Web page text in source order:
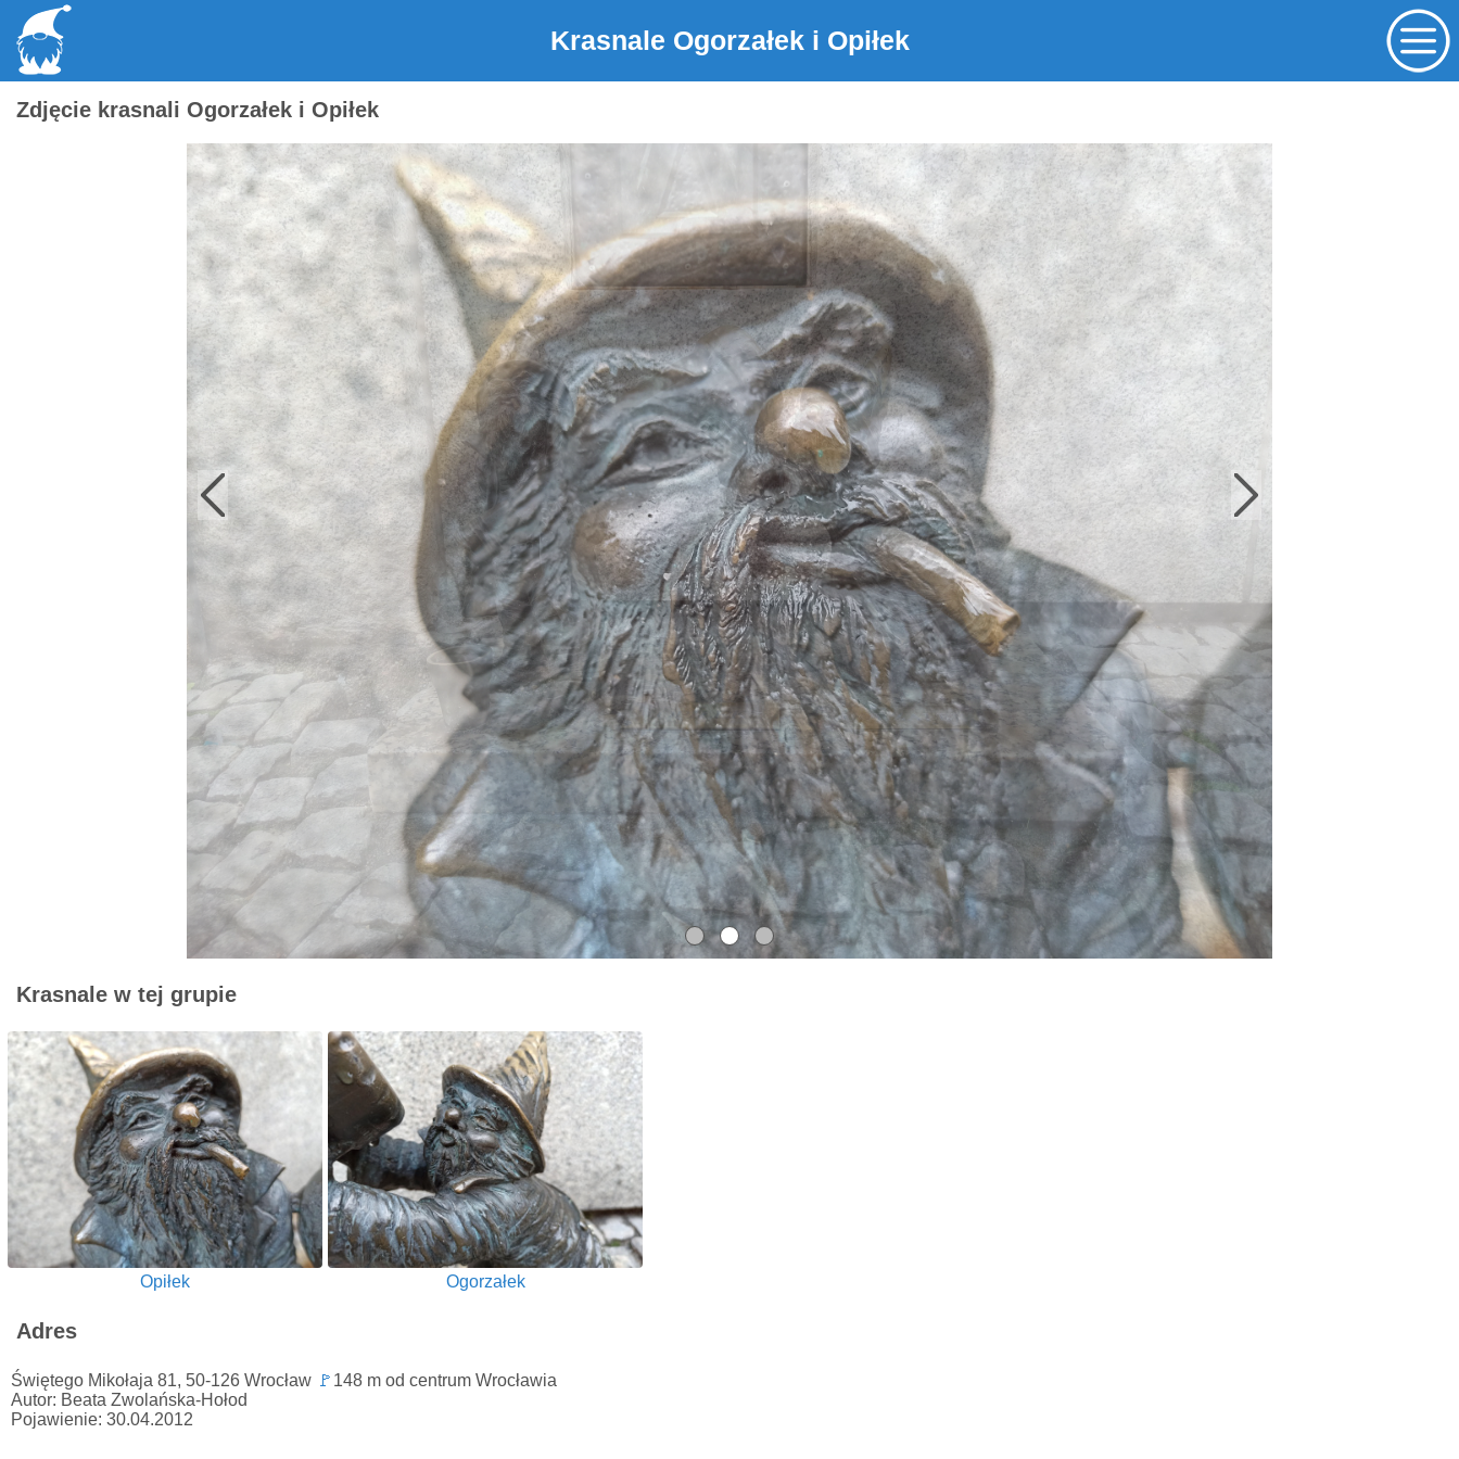
Krasnale Ogorzałek i Opiłek
Zdjęcie krasnali Ogorzałek i Opiłek
Krasnale w tej grupie
Opiłek Ogorzałek
Adres
Świętego Mikołaja 81, 50-126 Wrocław 🚩 148 m od centrum Wrocławia
Autor: Beata Zwolańska-Hołod
Pojawienie: 30.04.2012